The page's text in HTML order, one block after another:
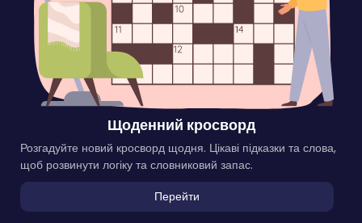
Щоденний кросворд
Розгадуйте новий кросворд щодня. Цікаві підказки та слова,
щоб розвинути логіку та словниковий запас.
Перейти